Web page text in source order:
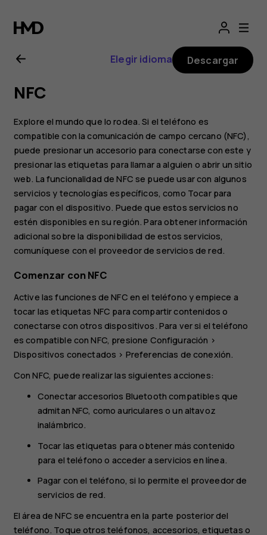
Manual
del
usuario
de
Nokia
G20
Elegir idioma Descargar
NFC
Explore el mundo que lo rodea. Si el teléfono es
compatible con la comunicación de campo cercano (NFC),
puede presionar un accesorio para conectarse con este y
presionar las etiquetas para llamar a alguien o abrir un sitio
web. La funcionalidad de NFC se puede usar con algunos
servicios y tecnologías específicos, como Tocar para
pagar con el dispositivo. Puede que estos servicios no
estén disponibles en su región. Para obtener información
adicional sobre la disponibilidad de estos servicios,
comuníquese con el proveedor de servicios de red.
Comenzar con NFC
Active las funciones de NFC en el teléfono y empiece a
tocar las etiquetas NFC para compartir contenidos o
conectarse con otros dispositivos. Para ver si el teléfono
es compatible con NFC, presione Configuración >
Dispositivos conectados > Preferencias de conexión.
Con NFC, puede realizar las siguientes acciones:
Conectar accesorios Bluetooth compatibles que
admitan NFC, como auriculares o un altavoz
inalámbrico.
Tocar las etiquetas para obtener más contenido
para el teléfono o acceder a servicios en línea.
Pagar con el teléfono, si lo permite el proveedor de
servicios de red.
El área de NFC se encuentra en la parte posterior del
teléfono. Toque otros teléfonos, accesorios, etiquetas o